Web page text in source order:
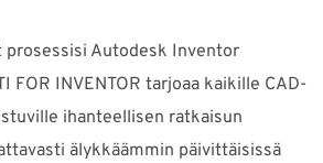
Autodesk Inventor
FOR INVENTOR tarjoaa kaikille CAD-
ihanteellisen ratkaisun
älykkäämmin päivittäisissä